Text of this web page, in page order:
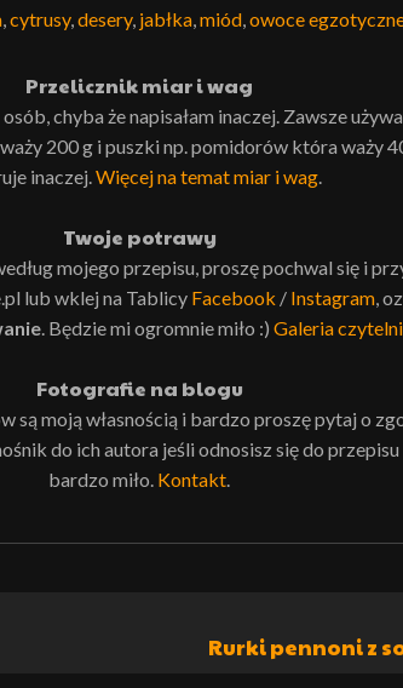
,cytrusy,desery, jabłka,miód,owoce
Przelicznik miar i wag
chyba że napisałam inaczej. Zawsze
200 g i puszki np. pomidorów która waży
inaczej.Więcej na temat miar i wag.
Twoje potrawy
mojego przepisu, proszę pochwal się i
lub wklej na Tablicy Facebook / Instagram,
. Będzie mi ogromnie miło :) Galeria
Fotografie na blogu
są moją własnością i bardzo proszę pytaj o
do ich autora jeśli odnosisz się do
bardzo miło. Kontakt.
Rurki pennoni z